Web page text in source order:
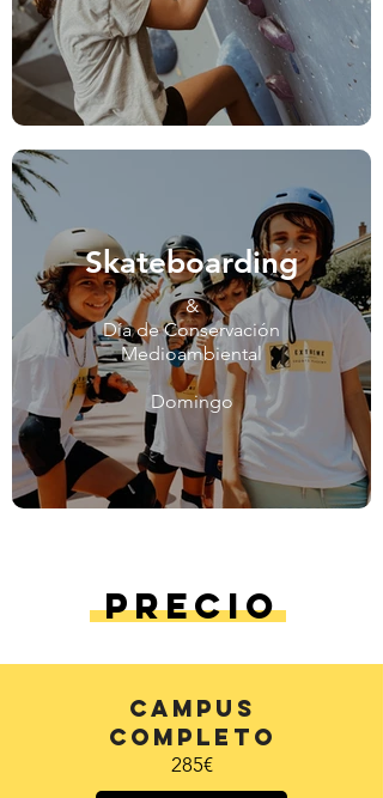
Skateboarding
&
Día de Conservación
Medioambiental
Domingo
Precio
Campus
completo
285€